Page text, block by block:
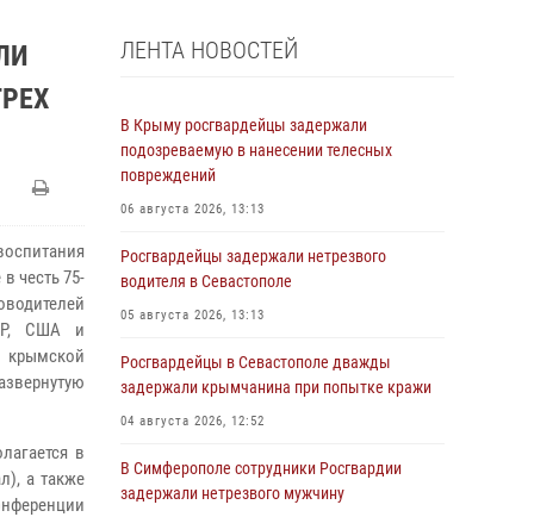
честь 75-
США и
в
а также
ЛЕНТА НОВОСТЕЙ
В Крыму росгвардейцы задержали
подозреваемую в нанесении телесных
повреждений
06 августа 2026, 13:13
Росгвардейцы задержали нетрезвого
водителя в Севастополе
05 августа 2026, 13:13
Росгвардейцы в Севастополе дважды
задержали крымчанина при попытке кражи
04 августа 2026, 12:52
В Симферополе сотрудники Росгвардии
задержали нетрезвого мужчину